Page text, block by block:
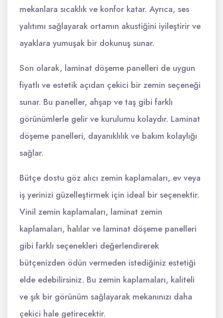
mekanlara sıcaklık ve konfor katar. Ayrıca, ses
yalıtımı sağlayarak ortamın akustiğini iyileştirir ve
ayaklara yumuşak bir dokunuş sunar.
Son olarak, laminat döşeme panelleri de uygun
fiyatlı ve estetik açıdan çekici bir zemin seçeneği
sunar. Bu paneller, ahşap ve taş gibi farklı
görünümlerle gelir ve kurulumu kolaydır. Laminat
döşeme panelleri, dayanıklılık ve bakım kolaylığı
sağlar.
Bütçe dostu göz alıcı zemin kaplamaları, ev veya
iş yerinizi güzelleştirmek için ideal bir seçenektir.
Vinil zemin kaplamaları, laminat zemin
kaplamaları, halılar ve laminat döşeme panelleri
gibi farklı seçenekleri değerlendirerek
bütçenizden ödün vermeden istediğiniz estetiği
elde edebilirsiniz. Bu zemin kaplamaları, kaliteli
ve şık bir görünüm sağlayarak mekanınızı daha
çekici hale getirecektir.